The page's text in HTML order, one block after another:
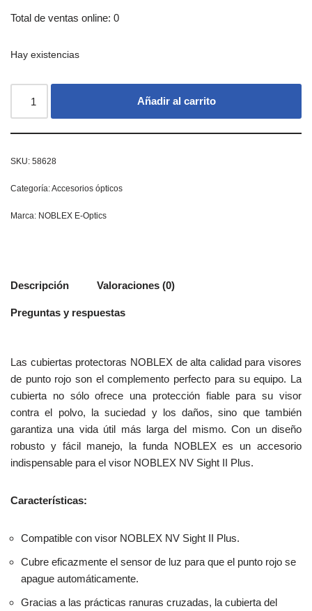
Total de ventas online: 0
Hay existencias
Añadir al carrito
SKU: 58628
Categoría:Accesorios ópticos
Marca: NOBLEX E-Optics
Descripción Valoraciones (0)
Preguntas y respuestas
Las cubiertas protectoras NOBLEX de alta calidad para visores
de punto rojo son el complemento perfecto para su equipo. La
cubierta no sólo ofrece una protección fiable para su visor
contra el polvo, la suciedad y los daños, sino que también
garantiza una vida útil más larga del mismo. Con un diseño
robusto y fácil manejo, la funda NOBLEX es un accesorio
indispensable para el visor NOBLEX NV Sight II Plus.
Características:
Compatible con visor NOBLEX NV Sight II Plus.
Cubre eficazmente el sensor de luz para que el punto rojo se
apague automáticamente.
Gracias a las prácticas ranuras cruzadas, la cubierta del